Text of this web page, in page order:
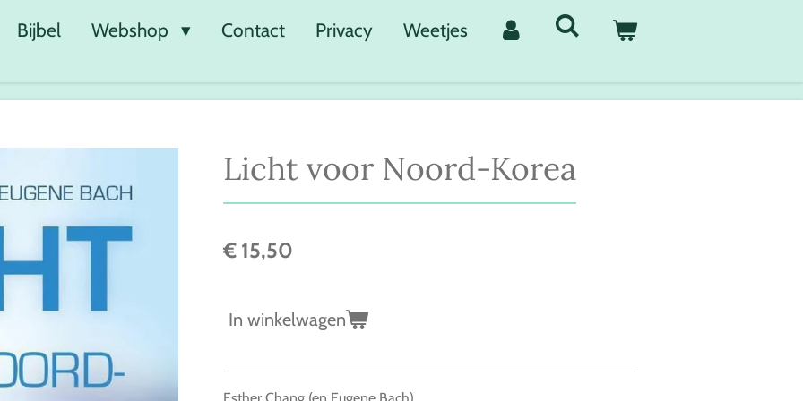
Bijbel Webshop Contact Privacy Weetjes
Licht voor Noord-Korea
€ 15,50
In winkelwagen